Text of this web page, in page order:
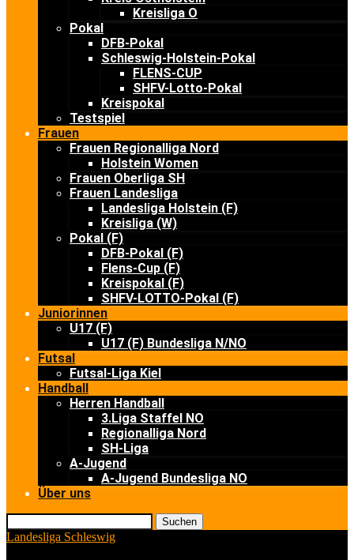
Kreisliga O
Pokal
DFB-Pokal
Schleswig-Holstein-Pokal
FLENS-CUP
SHFV-Lotto-Pokal
Kreispokal
Testspiel
Frauen
Frauen Regionalliga Nord
Holstein Women
Frauen Oberliga SH
Frauen Landesliga
Landesliga Holstein (F)
Kreisliga (W)
Pokal (F)
DFB-Pokal (F)
Flens-Cup (F)
Kreispokal (F)
SHFV-LOTTO-Pokal (F)
Juniorinnen
U17 (F)
U17 (F) Bundesliga N/NO
Futsal
Futsal-Liga Kiel
Handball
Herren Handball
3.Liga Staffel NO
Regionalliga Nord
SH-Liga
A-Jugend
A-Jugend Bundesliga NO
Über uns
Suchen
Landesliga Schleswig